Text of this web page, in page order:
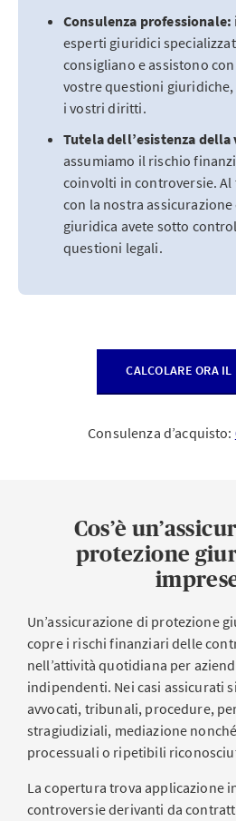
Consulenza professionale:
esperti giuridici
consigliano e assistono
vostre questioni
i vostri diritti.
Tutela dell’esistenza della
assumiamo il rischio
coinvolti in controversie. Al
con la nostra
giuridica avete sotto
questioni legali.
CALCOLARE ORA IL
Consulenza d’acquisto:
Cos’è
protezione
Un’assicurazione di protezione
copre i rischi finanziari delle
nell’attività quotidiana per
indipendenti. Nei casi assicurati
avvocati, tribunali, procedure,
stragiudiziali, mediazione
processuali o ripetibili
La copertura trova applicazione
controversie derivanti da